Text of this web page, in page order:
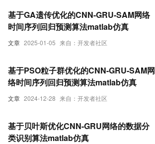
文章 2025-01-05 来自：开发者社区
基于GA遗传优化的CNN-GRU-SAM网络
时间序列回归预测算法matlab仿真
文章 2024-12-28 来自：开发者社区
基于PSO粒子群优化的CNN-GRU-SAM网
络时间序列回归预测算法matlab仿真
基于贝叶斯优化CNN-GRU网络的数据分
类识别算法matlab仿真